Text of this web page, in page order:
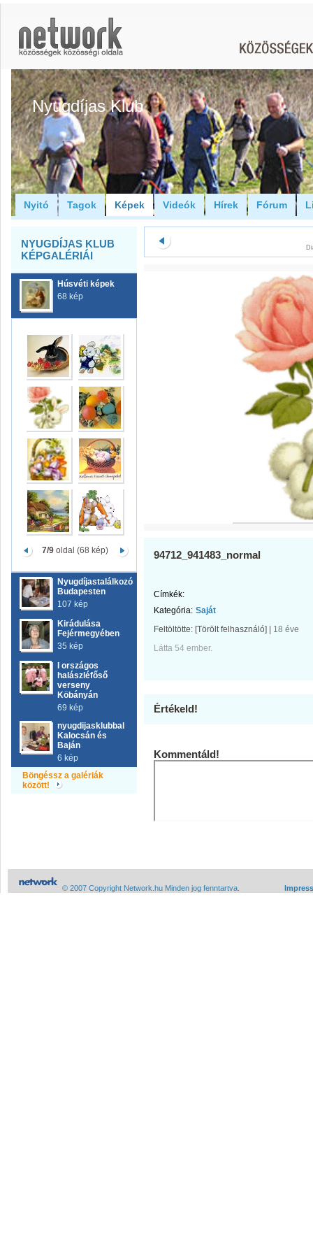
Nyugdíjas Klub
Nyitó Tagok Képek Videók Hírek Fórum
NYUGDÍJAS KLUB
KÉPGALÉRIÁI
Húsvéti képek
68 kép
7/9oldal (68 kép)
Nyugdíjastalálkozó
Budapesten
107 kép
Kirádulása
Fejérmegyében
35 kép
I országos
halászléfőső
verseny
Köbányán
69 kép
nyugdijasklubbal
Kalocsán és
Baján
6 kép
Böngéssz a galériák
között!
94712_941483_normal
Címkék:
Kategória: Saját
Feltöltötte: [Törölt felhasználó]
18 éve
Látta 54 ember.
Értékeld!
Kommentáld!
© 2007 Copyright Network.hu Minden jog fenntartva.